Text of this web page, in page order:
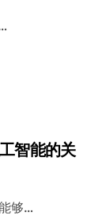
智能的关
够…